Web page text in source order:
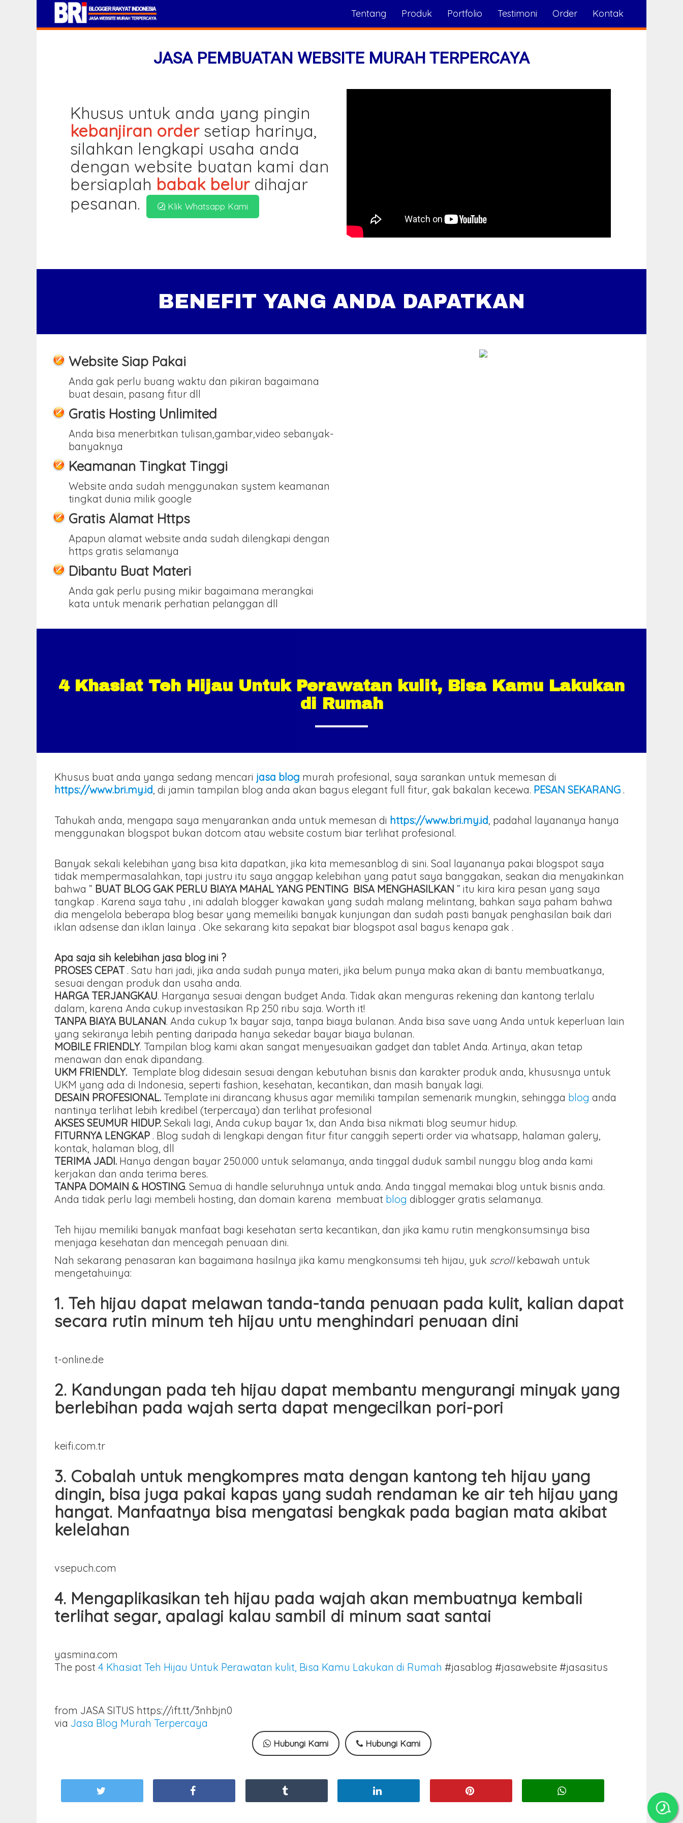
Tentang Produk Portfolio Testimoni Order Kontak
JASA PEMBUATAN WEBSITE MURAH TERPERCAYA
Khusus untuk anda yang pingin
kebanjiran ordersetiap harinya,
silahkan lengkapi usaha anda
dengan website buatan kami dan
bersiaplah babak belurdihajar
pesanan.
Klik Whatsapp Kami
BENEFIT YANG ANDA DAPATKAN
Website Siap Pakai
Anda gak perlu buang waktu dan pikiran bagaimana
buat desain, pasang fitur dll
Gratis Hosting Unlimited
Anda bisa menerbitkan tulisan,gambar,video sebanyak-
banyaknya
Keamanan Tingkat Tinggi
Website anda sudah menggunakan system keamanan
tingkat dunia milik google
Gratis Alamat Https
Apapun alamat website anda sudah dilengkapi dengan
https gratis selamanya
Dibantu Buat Materi
Anda gak perlu pusing mikir bagaimana merangkai
kata untuk menarik perhatian pelanggan dll
4 Khasiat Teh Hijau Untuk Perawatan kulit, Bisa Kamu Lakukan
di Rumah
Khusus buat anda yanga sedang mencari jasa blog murah profesional, saya sarankan untuk memesan di
https://www.bri.my.id, di jamin tampilan blog anda akan bagus elegant full fitur, gak bakalan kecewa. PESAN SEKARANG .
Tahukah anda, mengapa saya menyarankan anda untuk memesan di https://www.bri.my.id, padahal layananya hanya
menggunakan blogspot bukan dotcom atau website costum biar terlihat profesional.
Banyak sekali kelebihan yang bisa kita dapatkan, jika kita memesanblog di sini. Soal layananya pakai blogspot saya
tidak mempermasalahkan, tapi justru itu saya anggap kelebihan yang patut saya banggakan, seakan dia menyakinkan
bahwa ” BUAT BLOG GAK PERLU BIAYA MAHAL YANG PENTING BISA MENGHASILKAN ” itu kira kira pesan yang saya
tangkap . Karena saya tahu , ini adalah blogger kawakan yang sudah malang melintang, bahkan saya paham bahwa
dia mengelola beberapa blog besar yang memeiliki banyak kunjungan dan sudah pasti banyak penghasilan baik dari
iklan adsense dan iklan lainya . Oke sekarang kita sepakat biar blogspot asal bagus kenapa gak .
Apa saja sih kelebihan jasa blog ini ?
PROSES CEPAT. Satu hari jadi, jika anda sudah punya materi, jika belum punya maka akan di bantu membuatkanya,
sesuai dengan produk dan usaha anda.
HARGA TERJANGKAU. Harganya sesuai dengan budget Anda. Tidak akan menguras rekening dan kantong terlalu
dalam, karena Anda cukup investasikan Rp 250 ribu saja. Worth it!
TANPA BIAYA BULANAN. Anda cukup 1x bayar saja, tanpa biaya bulanan. Anda bisa save uang Anda untuk keperluan lain
yang sekiranya lebih penting daripada hanya sekedar bayar biaya bulanan.
MOBILE FRIENDLY. Tampilan blog kami akan sangat menyesuaikan gadget dan tablet Anda. Artinya, akan tetap
menawan dan enak dipandang.
UKM FRIENDLY. Template blog didesain sesuai dengan kebutuhan bisnis dan karakter produk anda, khususnya untuk
UKM yang ada di Indonesia, seperti fashion, kesehatan, kecantikan, dan masih banyak lagi.
DESAIN PROFESIONAL. Template ini dirancang khusus agar memiliki tampilan semenarik mungkin, sehingga blog anda
nantinya terlihat lebih kredibel (terpercaya) dan terlihat profesional
AKSES SEUMUR HIDUP. Sekali lagi, Anda cukup bayar 1x, dan Anda bisa nikmati blog seumur hidup.
FITURNYA LENGKAP . Blog sudah di lengkapi dengan fitur fitur canggih seperti order via whatsapp, halaman galery,
kontak, halaman blog, dll
TERIMA JADI. Hanya dengan bayar 250.000 untuk selamanya, anda tinggal duduk sambil nunggu blog anda kami
kerjakan dan anda terima beres.
TANPA DOMAIN & HOSTING. Semua di handle seluruhnya untuk anda. Anda tinggal memakai blog untuk bisnis anda.
Anda tidak perlu lagi membeli hosting, dan domain karena membuat blog diblogger gratis selamanya.
Teh hijau memiliki banyak manfaat bagi kesehatan serta kecantikan, dan jika kamu rutin mengkonsumsinya bisa
menjaga kesehatan dan mencegah penuaan dini.
Nah sekarang penasaran kan bagaimana hasilnya jika kamu mengkonsumsi teh hijau, yuk scrollkebawah untuk
mengetahuinya:
1. Teh hijau dapat melawan tanda-tanda penuaan pada kulit, kalian dapat
secara rutin minum teh hijau untu menghindari penuaan dini
t-online.de
2. Kandungan pada teh hijau dapat membantu mengurangi minyak yang
berlebihan pada wajah serta dapat mengecilkan pori-pori
keifi.com.tr
3. Cobalah untuk mengkompres mata dengan kantong teh hijau yang
dingin, bisa juga pakai kapas yang sudah rendaman ke air teh hijau yang
hangat. Manfaatnya bisa mengatasi bengkak pada bagian mata akibat
kelelahan
vsepuch.com
4. Mengaplikasikan teh hijau pada wajah akan membuatnya kembali
terlihat segar, apalagi kalau sambil di minum saat santai
yasmina.com
The post 4 Khasiat Teh Hijau Untuk Perawatan kulit, Bisa Kamu Lakukan di Rumah #jasablog #jasawebsite #jasasitus
from JASA SITUS https://ift.tt/3nhbjn0
via Jasa Blog Murah Terpercaya
Hubungi Kami Hubungi Kami